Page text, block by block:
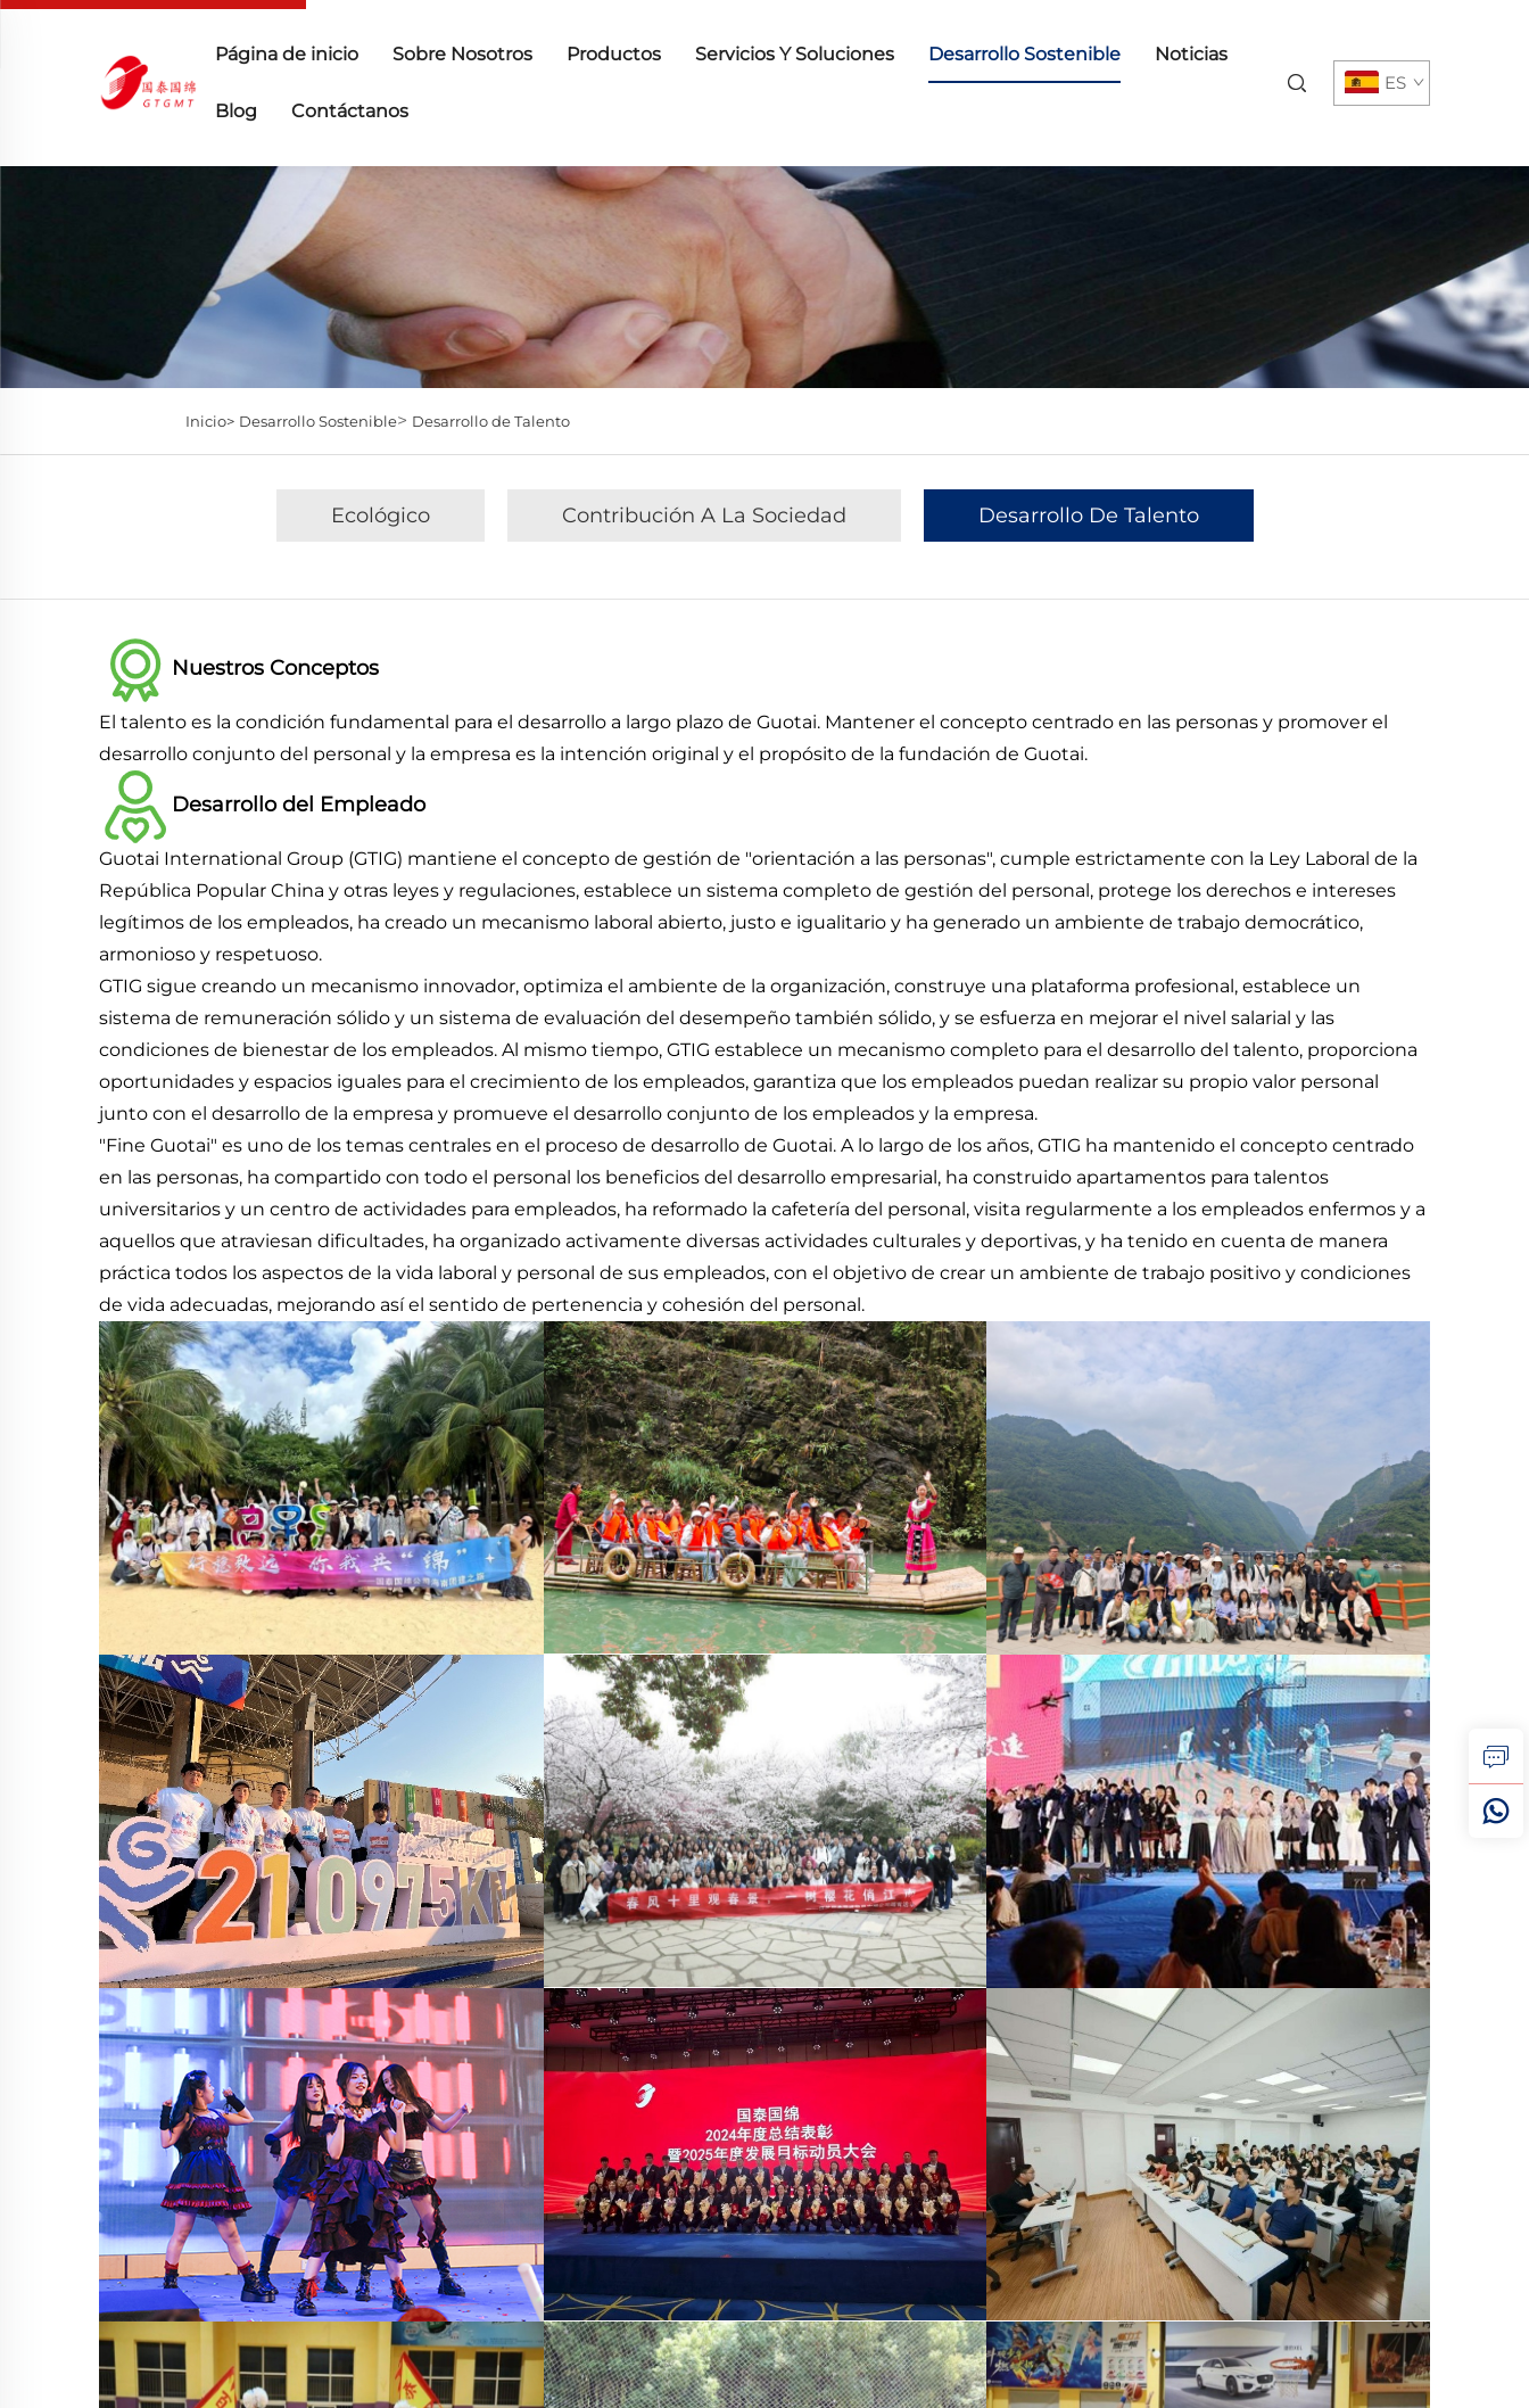
Página de inicio Sobre Nosotros Productos Servicios Y Soluciones Desarrollo Sostenible Noticias
Blog Contáctanos
ES
Inicio> Desarrollo Sostenible> Desarrollo de Talento
Ecológico Contribución A La Sociedad Desarrollo De Talento
Nuestros Conceptos
El talento es la condición fundamental para el desarrollo a largo plazo de Guotai. Mantener el concepto centrado en las personas y promover el
desarrollo conjunto del personal y la empresa es la intención original y el propósito de la fundación de Guotai.
Desarrollo del Empleado
Guotai International Group (GTIG) mantiene el concepto de gestión de "orientación a las personas", cumple estrictamente con la Ley Laboral de la
República Popular China y otras leyes y regulaciones, establece un sistema completo de gestión del personal, protege los derechos e intereses
legítimos de los empleados, ha creado un mecanismo laboral abierto, justo e igualitario y ha generado un ambiente de trabajo democrático,
armonioso y respetuoso.
GTIG sigue creando un mecanismo innovador, optimiza el ambiente de la organización, construye una plataforma profesional, establece un
sistema de remuneración sólido y un sistema de evaluación del desempeño también sólido, y se esfuerza en mejorar el nivel salarial y las
condiciones de bienestar de los empleados. Al mismo tiempo, GTIG establece un mecanismo completo para el desarrollo del talento, proporciona
oportunidades y espacios iguales para el crecimiento de los empleados, garantiza que los empleados puedan realizar su propio valor personal
junto con el desarrollo de la empresa y promueve el desarrollo conjunto de los empleados y la empresa.
"Fine Guotai" es uno de los temas centrales en el proceso de desarrollo de Guotai. A lo largo de los años, GTIG ha mantenido el concepto centrado
en las personas, ha compartido con todo el personal los beneficios del desarrollo empresarial, ha construido apartamentos para talentos
universitarios y un centro de actividades para empleados, ha reformado la cafetería del personal, visita regularmente a los empleados enfermos y a
aquellos que atraviesan dificultades, ha organizado activamente diversas actividades culturales y deportivas, y ha tenido en cuenta de manera
práctica todos los aspectos de la vida laboral y personal de sus empleados, con el objetivo de crear un ambiente de trabajo positivo y condiciones
de vida adecuadas, mejorando así el sentido de pertenencia y cohesión del personal.